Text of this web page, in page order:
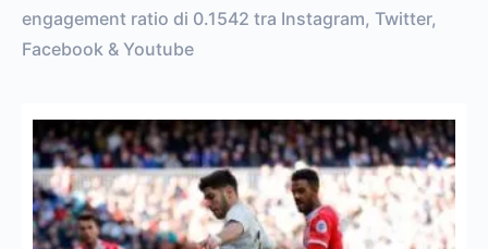
engagement ratio di 0.1542 tra Instagram, Twitter,
Facebook & Youtube